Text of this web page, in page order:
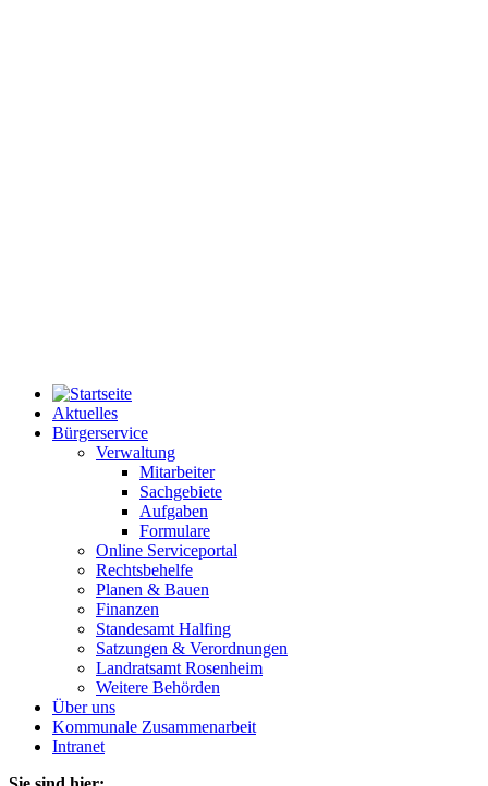
Aktuelles
Bürgerservice
Verwaltung
Mitarbeiter
Sachgebiete
Aufgaben
Formulare
Online Serviceportal
Rechtsbehelfe
Planen & Bauen
Finanzen
Standesamt Halfing
Satzungen & Verordnungen
Landratsamt Rosenheim
Weitere Behörden
Über uns
Kommunale Zusammenarbeit
Intranet